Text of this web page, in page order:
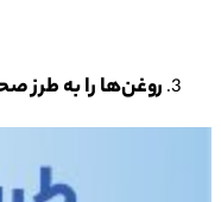
روغن‌ها را به طرز